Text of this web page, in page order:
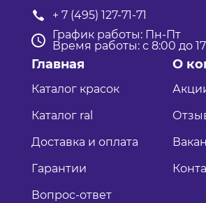
+ 7 (495) 127-71-71
График работы: Пн-Пт
Время работы: с 8:00 до
Главная
Каталог красок
Каталог ral
Доставка и оплата
Гарантии
Вопрос-ответ
О